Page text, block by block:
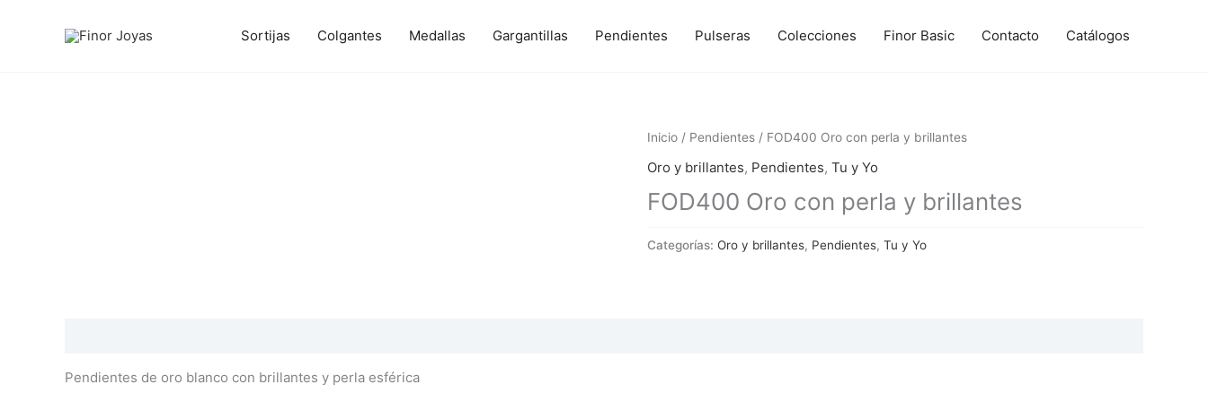
Sortijas Colgantes Medallas Gargantillas Pendientes Pulseras Colecciones Finor Basic Contacto Catálogos
Inicio / Pendientes / FOD400 Oro con perla y brillantes
Oro y brillantes, Pendientes, Tu y Yo
FOD400 Oro con perla y brillantes
Categorías: Oro y brillantes, Pendientes, Tu y Yo
Pendientes de oro blanco con brillantes y perla esférica